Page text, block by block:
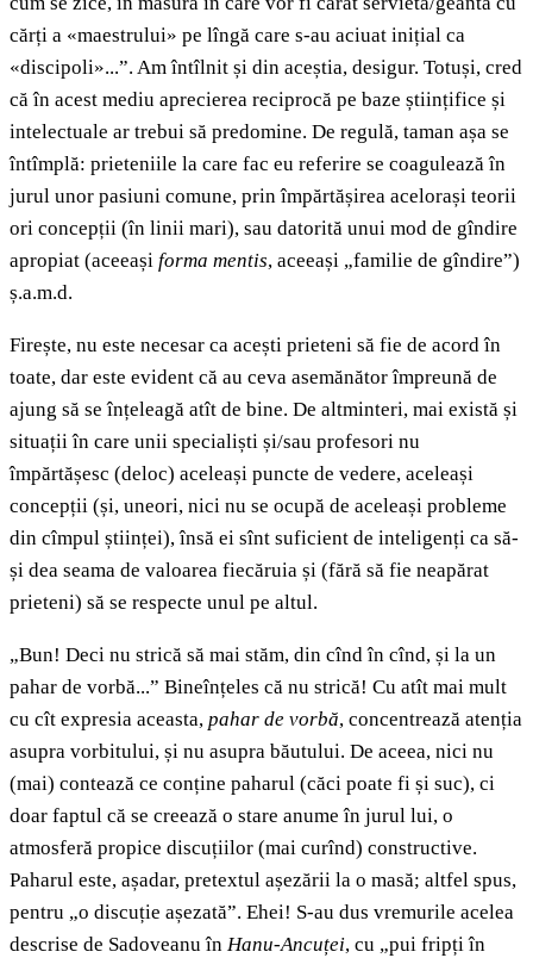
cărți a «maestrului» pe lîngă care s-au aciuat inițial ca
«discipoli»...”. Am întîlnit și din aceștia, desigur. Totuși, cred
că în acest mediu aprecierea reciprocă pe baze științifice și
intelectuale ar trebui să predomine. De regulă, taman așa se
întîmplă: prieteniile la care fac eu referire se coagulează în
jurul unor pasiuni comune, prin împărtășirea acelorași teorii
ori concepții (în linii mari), sau datorită unui mod de gîndire
apropiat (aceeași forma mentis, aceeași „familie de gîndire”)
ș.a.m.d.
Firește, nu este necesar ca acești prieteni să fie de acord în
toate, dar este evident că au ceva asemănător împreună de
ajung să se înțeleagă atît de bine. De altminteri, mai există și
situații în care unii specialiști și/sau profesori nu
împărtășesc (deloc) aceleași puncte de vedere, aceleași
concepții (și, uneori, nici nu se ocupă de aceleași probleme
din cîmpul științei), însă ei sînt suficient de inteligenți ca să-
și dea seama de valoarea fiecăruia și (fără să fie neapărat
prieteni) să se respecte unul pe altul.
„Bun! Deci nu strică să mai stăm, din cînd în cînd, și la un
pahar de vorbă...” Bineînțeles că nu strică! Cu atît mai mult
cu cît expresia aceasta, pahar de vorbă, concentrează atenția
asupra vorbitului, și nu asupra băutului. De aceea, nici nu
(mai) contează ce conține paharul (căci poate fi și suc), ci
doar faptul că se creează o stare anume în jurul lui, o
atmosferă propice discuțiilor (mai curînd) constructive.
Paharul este, așadar, pretextul așezării la o masă; altfel spus,
pentru „o discuție așezată”. Ehei! S-au dus vremurile acelea
descrise de Sadoveanu în Hanu-Ancuței, cu „pui fripți în